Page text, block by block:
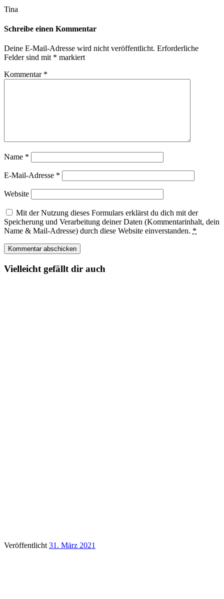
Tina
Schreibe einen Kommentar
Deine E-Mail-Adresse wird nicht veröffentlicht. Erforderliche
Felder sind mit * markiert
Kommentar *
Name *
E-Mail-Adresse *
Website
Mit der Nutzung dieses Formulars erklärst du dich mit der
Speicherung und Verarbeitung deiner Daten (Kommentarinhalt, dein
Name & Mail-Adresse) durch diese Website einverstanden. *
Vielleicht gefällt dir auch
Veröffentlicht 31. März 2021